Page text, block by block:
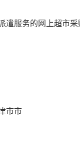
遣服务的网上超市采
市市